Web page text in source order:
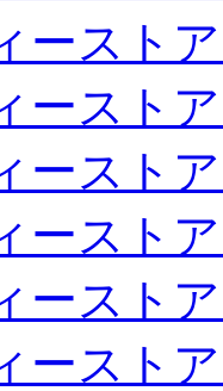
ースト
ースト
ースト
ースト
ースト
ースト